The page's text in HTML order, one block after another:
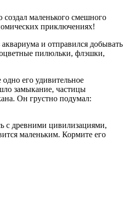
маленького смешного
приключениях!
и отправился добывать
пилюльки, флэшки,
его удивительное
замыкание, частицы
Он грустно подумал:
с древними цивилизациями,
маленьким. Кормите его